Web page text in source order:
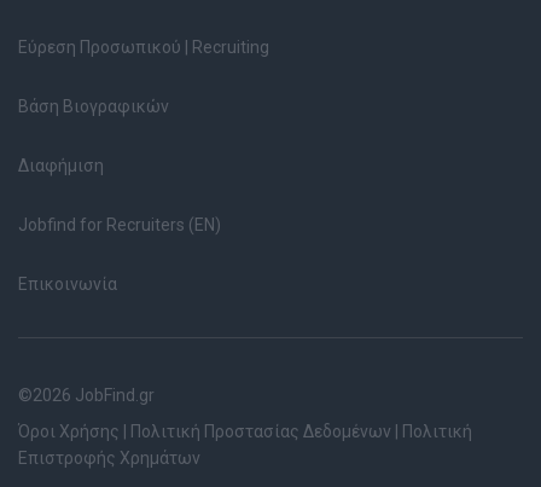
Εύρεση Προσωπικού | Recruiting
Βάση Βιογραφικών
Διαφήμιση
Jobfind for Recruiters (EN)
Επικοινωνία
©2026 JobFind.gr
Όροι Χρήσης
Πολιτική Προστασίας Δεδομένων
Πολιτική
Επιστροφής Χρημάτων